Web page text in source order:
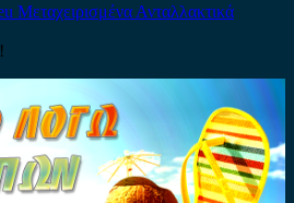
Μεταχειρισμένα Ανταλλακτικά